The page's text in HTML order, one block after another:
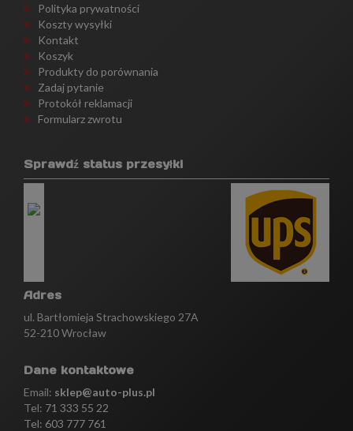
Polityka prywatności
Koszty wysyłki
Kontakt
Koszyk
Produkty do porównania
Zadaj pytanie
Protokół reklamacji
Formularz zwrotu
Sprawdź status przesyłki
Adres
ul. Bartłomieja Strachowskiego 27A
52-210 Wrocław
Dane kontaktowe
Email: sklep@auto-plus.pl
Tel: 71 333 55 22
Tel: 603 777 761